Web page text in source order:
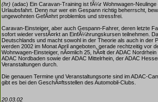
(hr) (adac) Ein Caravan-Training ist fÃ¼r Wohnwagen-
Urlaubsfahrt. Denn nur wer ein Gespann richtig beherrscht,
ungewohnten GefÃ¤hrt problemlos und stressfrei.
Caravan-Einsteiger, aber auch Gespann-Fahrer, deren letzte
sofort wieder verstÃ¤rkt an EinfÃ¼hrungskursen teilnehmen.
Deutschlands und macht sowohl in der Theorie als auch in der
werden 2002 im Monat April angeboten, gerade rechtzeitig vor
Wohnwagen-Einsteiger, nÃ¤mlich 25, hÃ¤lt der ADAC
ADAC Nordbaden sowie der ADAC Mittelrhein, der ADAC
Veranstaltungen durch.
Die genauen Termine und Veranstaltungsorte sind im ADAC-
gibt es bei den GeschÃ¤ftsstellen des Automobil-Clubs.
20.03.02